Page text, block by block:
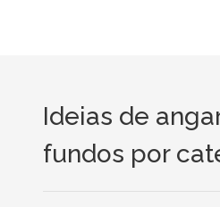
Ideias de
fundos por